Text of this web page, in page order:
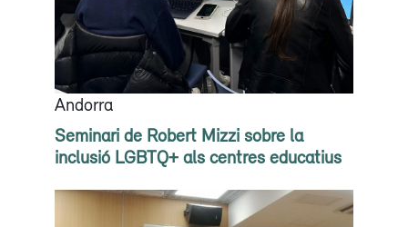
Andorra
Seminari de Robert Mizzi sobre la
inclusió LGBTQ+ als centres educatius